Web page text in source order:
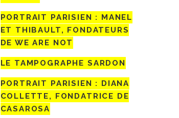
PORTRAIT PARISIEN : MANEL
ET THIBAULT, FONDATEURS
DE WE ARE NOT
LE TAMPOGRAPHE SARDON
PORTRAIT PARISIEN : DIANA
COLLETTE, FONDATRICE DE
CASAROSA